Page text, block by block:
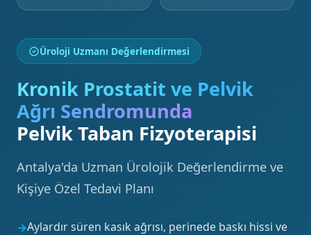
Üroloji Uzmanı Değerlendirmesi
Kronik Prostatit ve Pelvik
Ağrı Sendromunda
Pelvik Taban Fizyoterapisi
Antalya'da Uzman Ürolojik Değerlendirme ve
Kişiye Özel Tedavi Planı
Aylardır süren kasık ağrısı, perinede baskı hissi ve